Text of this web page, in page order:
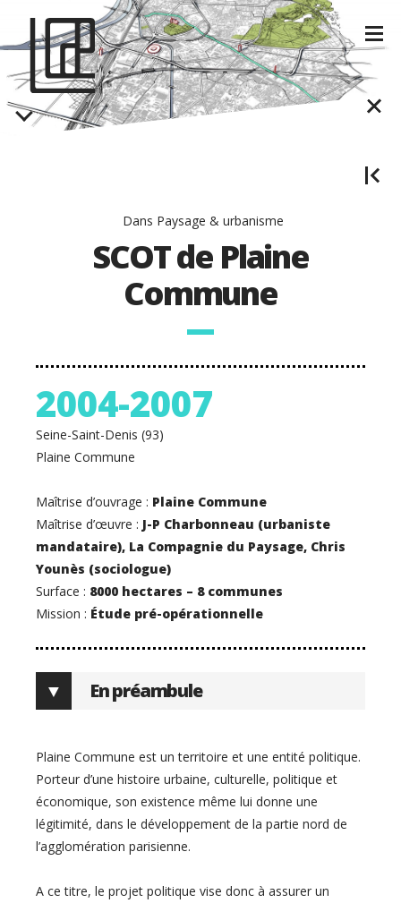
Dans Paysage & urbanisme
SCOT de Plaine
Commune
2004-2007
Seine-Saint-Denis (93)
Plaine Commune
Maîtrise d’ouvrage : Plaine Commune
Maîtrise d’œuvre : J-P Charbonneau (urbaniste
mandataire), La Compagnie du Paysage, Chris
Younès (sociologue)
Surface : 8000 hectares – 8 communes
Mission : Étude pré-opérationnelle
En préambule
Plaine Commune est un territoire et une entité politique.
Porteur d’une histoire urbaine, culturelle, politique et
économique, son existence même lui donne une
légitimité, dans le développement de la partie nord de
l’agglomération parisienne.
A ce titre, le projet politique vise donc à assurer un